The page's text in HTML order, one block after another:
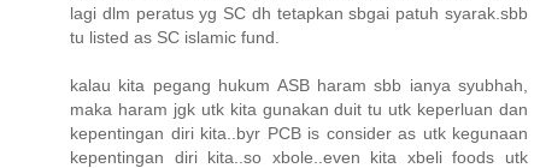
lagi dlm peratus yg SC dh tetapkan sbgai patuh syarak.sbb
tu listed as SC islamic fund.
kalau kita pegang hukum ASB haram sbb ianya syubhah,
maka haram jgk utk kita gunakan duit tu utk keperluan dan
kepentingan diri kita..byr PCB is consider as utk kegunaan
kepentingan diri kita..so xbole..even kita xbeli foods utk